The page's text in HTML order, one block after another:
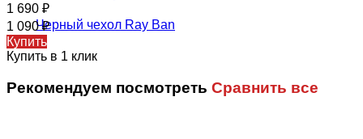
1 690 ₽
1 090₽
Купить
Купить в 1 клик
Рекомендуем посмотреть Сравнить все